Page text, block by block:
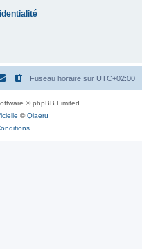
Fuseau horaire sur UTC+02:00
© phpBB Limited
©Qiaeru